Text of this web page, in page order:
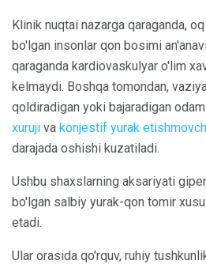
Klinik nuqtai nazarga qaraganda,
bo'lgan insonlar qon bosimi
qaraganda kardiovaskulyar o'lim
kelmaydi. Boshqa tomondan,
qoldiradigan yoki bajaradigan
xuruji va konjestif yurak
darajada oshishi kuzatiladi.
Ushbu shaxslarning aksariyati
bo'lgan salbiy yurak-qon tomir
etadi.
Ular orasida qo'rquv, ruhiy